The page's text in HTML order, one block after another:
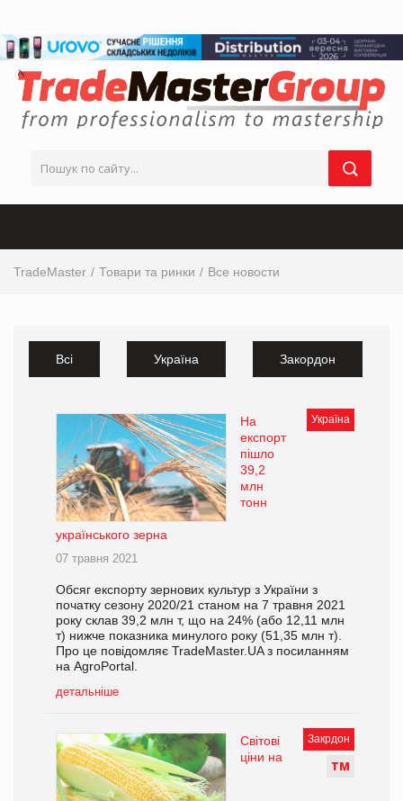
TradeMaster Товари та ринки Все новости
Всі Україна Закордон
Україна
На
експорт
пішло
39,2
млн
тонн
українського зерна
07 травня 2021
Обсяг експорту зернових культур з України з
початку сезону 2020/21 станом на 7 травня 2021
року склав 39,2 млн т, що на 24% (або 12,11 млн
т) нижче показника минулого року (51,35 млн т).
Про це повідомляє TradeMaster.UA з посиланням
на AgroPortal.
детальніше
Закрдон
ТМ
Світові
ціни на